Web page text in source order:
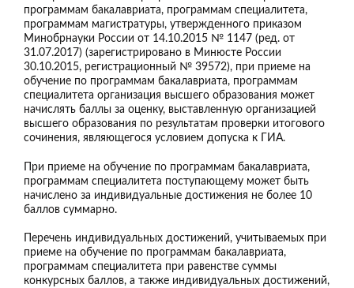
программам бакалавриата, программам специалитета,
программам магистратуры, утвержденного приказом
Минобрнауки России от 14.10.2015 № 1147 (ред. от
31.07.2017) (зарегистрировано в Минюсте России
30.10.2015, регистрационный № 39572), при приеме на
обучение по программам бакалавриата, программам
специалитета организация высшего образования может
начислять баллы за оценку, выставленную организацией
высшего образования по результатам проверки итогового
сочинения, являющегося условием допуска к ГИА.
При приеме на обучение по программам бакалавриата,
программам специалитета поступающему может быть
начислено за индивидуальные достижения не более 10
баллов суммарно.
Перечень индивидуальных достижений, учитываемых при
приеме на обучение по программам бакалавриата,
программам специалитета при равенстве суммы
конкурсных баллов, а также индивидуальных достижений,